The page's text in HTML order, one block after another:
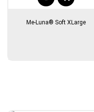
Me-Luna® Soft XLarge